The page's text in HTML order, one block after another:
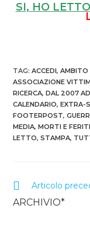
SI, HO
TAG:ACCEDI, AMBITO
ASSOCIAZIONE
RICERCA, DAL 2007
CALENDARIO, EXTRA-
FOOTERPOST,
MEDIA, MORTI E
LETTO, STAMPA,
Articolo
ARCHIVIO*